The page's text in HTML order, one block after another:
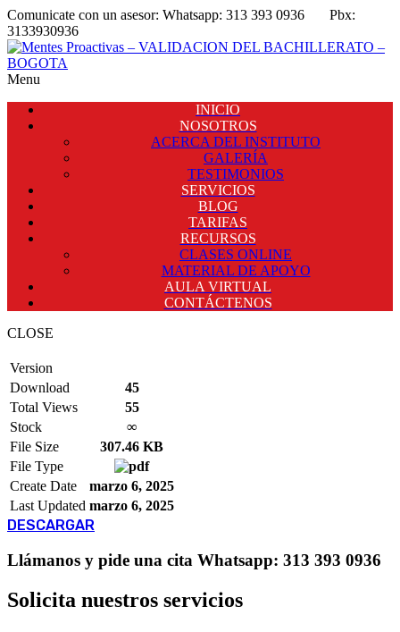
Comunicate con un asesor: Whatsapp: 313 393 0936 Pbx:
3133930936
Menu
INICIO
NOSOTROS
ACERCA DEL INSTITUTO
GALERÍA
TESTIMONIOS
SERVICIOS
BLOG
TARIFAS
RECURSOS
CLASES ONLINE
MATERIAL DE APOYO
AULA VIRTUAL
CONTÁCTENOS
CLOSE
Version
Download
45
Total Views
55
Stock
∞
File Size
307.46 KB
File Type
Create Date
marzo 6, 2025
Last Updated marzo 6, 2025
DESCARGAR
Llámanos y pide una cita Whatsapp: 313 393 0936
Solicita nuestros servicios